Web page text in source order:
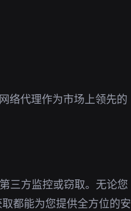
络代理作为市场上领先的
三方监控或窃取。无论您
都能为您提供全方位的安